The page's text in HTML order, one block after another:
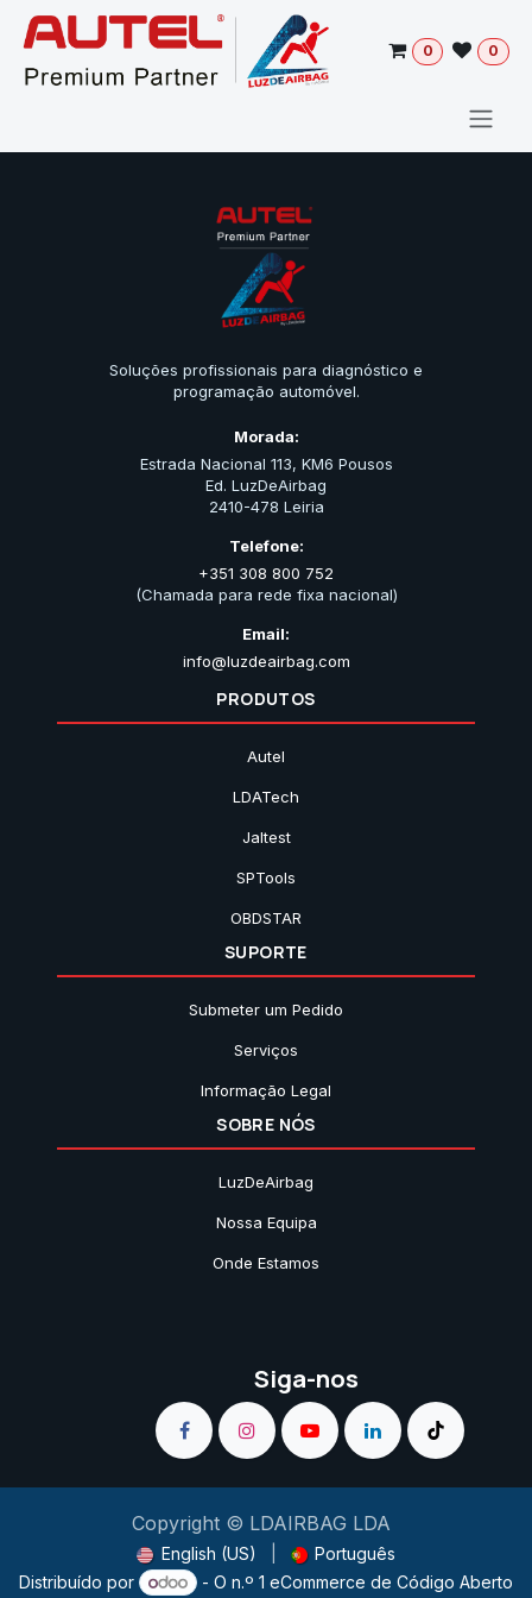
Pular para o conteúdo
0 0
Soluções profissionais para diagnóstico e
programação automóvel.
Morada:
Estrada Nacional 113, KM6 Pousos
Ed. LuzDeAirbag
2410-478 Leiria
Telefone:
+351 308 800 752
(Chamada para rede fixa nacional)
Email:
info@luzdeairbag.com
PRODUTOS
Autel
LDATech
Jaltest
SPTools
OBDSTAR
SUPORTE
Submeter um Pedido
Serviços
Informação Legal
SOBRE NÓS
LuzDeAirbag
Nossa Equipa
Onde Estamos
Siga-nos
Copyright © LDAIRBAG LDA
English (US)
Português
Distribuído por
- O n.º 1 eCommerce de Código Aberto